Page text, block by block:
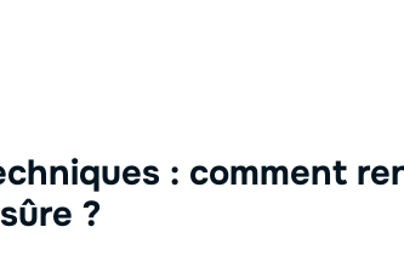
: comment
?